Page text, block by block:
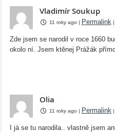
Vladimír Soukup
11 roky ago | Permalink |
Zde jsem se narodil v roce 1660
okolo ní. Jsem ktěnej Prážák
Olia
11 roky ago | Permalink |
I já se tu narodila.. vlastně jsem